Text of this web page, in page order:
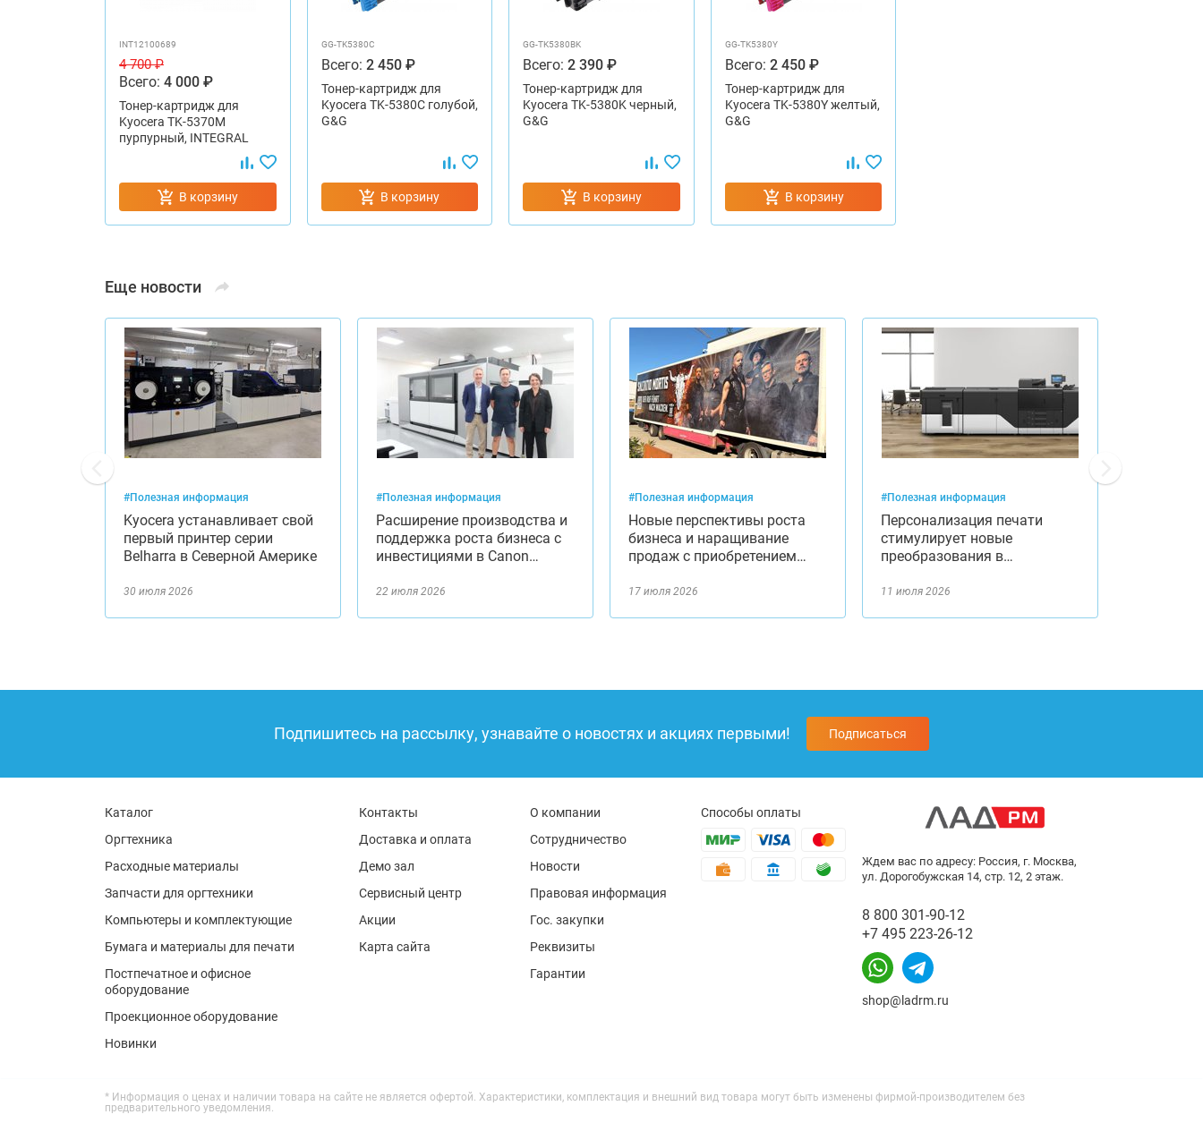
INT12100689
4 700 ₽
Всего: 4 000 ₽
Тонер-картридж для
Kyocera TK-5370M
пурпурный, INTEGRAL
В корзину
GG-TK5380C
Всего: 2 450 ₽
Тонер-картридж для
Kyocera TK-5380C голубой,
G&G
В корзину
GG-TK5380BK
Всего:2 390 ₽
Тонер-картридж для
Kyocera TK-5380K черный,
G&G
В корзину
GG-TK5380Y
Всего: 2 450 ₽
Тонер-картридж для
Kyocera TK-5380Y желтый,
G&G
В корзину
Еще новости
Kyocera устанавливает свой
первый принтер серии
Belharra в Северной Америке
30 июля 2026
#Полезная информация
Расширение производства и
поддержка роста бизнеса с
инвестициями в Canon…
22 июля 2026
#Полезная информация
Новые перспективы роста
бизнеса и наращивание
продаж с приобретением…
17 июля 2026
#Полезная информация
Персонализация печати
стимулирует новые
преобразования в…
11 июля 2026
#Полезная информация
Подпишитесь на рассылку, узнавайте о новостях и акциях первыми! Подписаться
Каталог
Оргтехника
Расходные материалы
Запчасти для оргтехники
Компьютеры и комплектующие
Бумага и материалы для печати
Постпечатное и офисное
оборудование
Проекционное оборудование
Новинки
Контакты
Доставка и оплата
Демо зал
Сервисный центр
Акции
Карта сайта
О компании
Сотрудничество
Новости
Правовая информация
Гос. закупки
Реквизиты
Гарантии
Способы оплаты
Ждем вас по адресу: Россия, г. Москва,
ул. Дорогобужская 14, стр. 12, 2 этаж.
8 800 301-90-12
+7 495 223-26-12
shop@ladrm.ru
* Информация о ценах и наличии товара на сайте не является офертой. Характеристики, комплектация и внешний вид товара могут быть изменены фирмой-производителем без
предварительного уведомления.